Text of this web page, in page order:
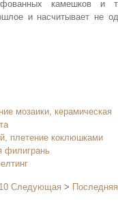
камешков и
и насчитывает не
мозаики, керамическая
плетение коклюшками
филигрань
10 Следующая > Последняя